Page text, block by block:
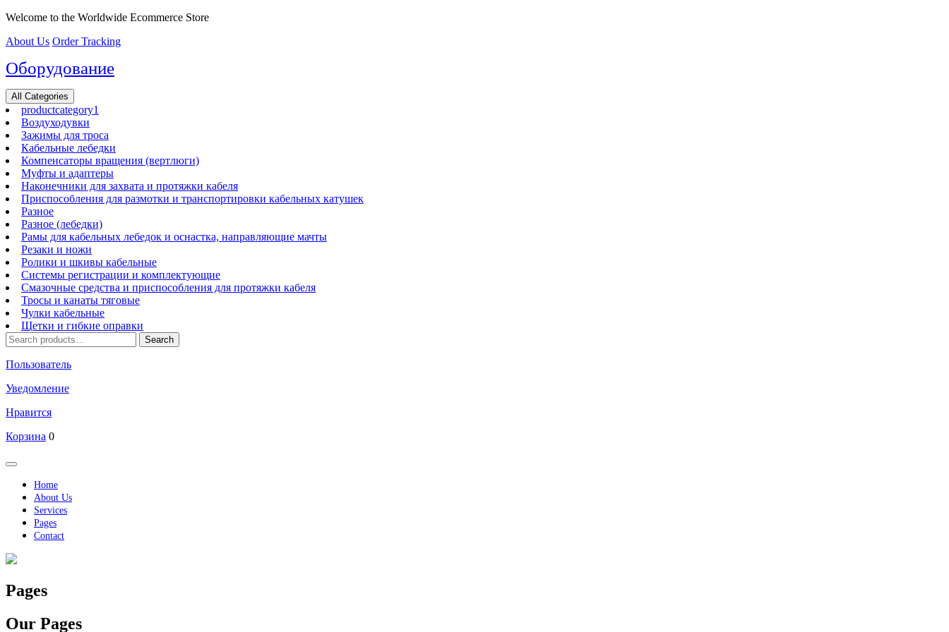
Перейти
содержимому
Welcome to the Worldwide Ecommerce Store
About Us Order Tracking
Оборудование
All Categories
productcategory1
Воздуходувки
Зажимы для троса
Кабельные лебедки
Компенсаторы вращения (вертлюги)
Муфты и адаптеры
Наконечники для захвата и протяжки кабеля
Приспособления для размотки и транспортировки кабельных катушек
Разное
Разное (лебедки)
Рамы для кабельных лебедок и оснастка, направляющие мачты
Резаки и ножи
Ролики и шкивы кабельные
Системы регистрации и комплектующие
Смазочные средства и приспособления для протяжки кабеля
Тросы и канаты тяговые
Чулки кабельные
Щетки и гибкие оправки
Search
for:
Search
Пользователь
Уведомление
Нравится
Корзина 0
Кнопка
Открыть
Home
About Us
Services
Pages
Contact
Кнопка
Pages
Our Pages